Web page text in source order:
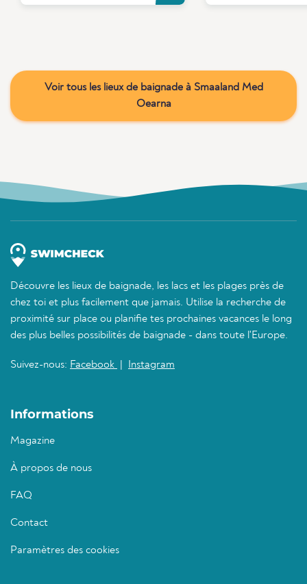
Voir tous les lieux de baignade à Smaaland Med
Oearna
Découvre les lieux de baignade, les lacs et les plages près de
chez toi et plus facilement que jamais. Utilise la recherche de
proximité sur place ou planifie tes prochaines vacances le long
des plus belles possibilités de baignade - dans toute l'Europe.
Suivez-nous: Facebook Instagram
Informations
Magazine
À propos de nous
FAQ
Contact
Paramètres des cookies